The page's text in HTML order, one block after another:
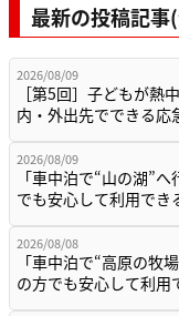
最新の投稿記事
2026/08/09
［第5回］子どもが熱
内・外出先でできる
2026/08/09
「車中泊で“山の湖”
でも安心して利用でき
2026/08/08
「車中泊で“高原の牧
の方でも安心して利